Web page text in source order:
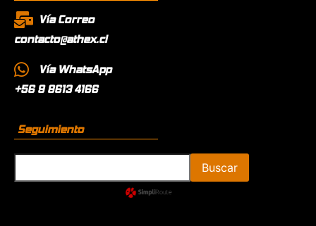
Vía Correo
contacto@athex.cl
Vía WhatsApp
+56 9 8613 4166
Seguimiento
Buscar